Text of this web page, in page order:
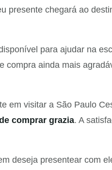
presente chegará ao
para ajudar na
ainda mais
em visitar a São Paulo
comprar grazia. A
deseja presentear com